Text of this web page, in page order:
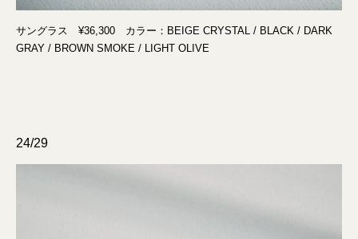
サングラス ¥36,300 カラー：BEIGE CRYSTAL / BLACK / DARK
GRAY / BROWN SMOKE / LIGHT OLIVE
24/29